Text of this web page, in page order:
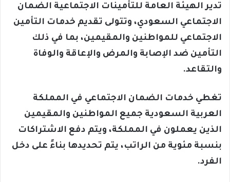
تدير الهيئة العامة للتأمينات الاجتماعية الضمان
الاجتماعي السعودي، وتتولى تقديم خدمات التأمين
الاجتماعي للمواطنين والمقيمين، بما في ذلك
التأمين ضد الإصابة والمرض والإعاقة والوفاة
والتقاعد.
تغطي خدمات الضمان الاجتماعي في المملكة
العربية السعودية جميع المواطنين والمقيمين
الذين يعملون في المملكة، ويتم دفع الاشتراكات
بنسبة مئوية من الراتب، يتم تحديدها بناءً على دخل
الفرد.